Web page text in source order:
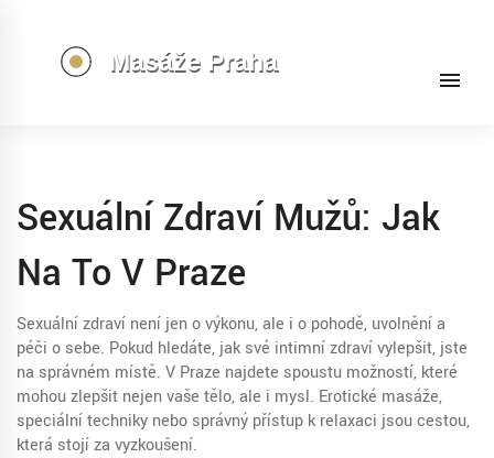
Sexuální Zdraví Mužů: Jak
Na To V Praze
Sexuální zdraví není jen o výkonu, ale i o pohodě, uvolnění a
péči o sebe. Pokud hledáte, jak své intimní zdraví vylepšit, jste
na správném místě. V Praze najdete spoustu možností, které
mohou zlepšit nejen vaše tělo, ale i mysl. Erotické masáže,
speciální techniky nebo správný přístup k relaxaci jsou cestou,
která stojí za vyzkoušení.